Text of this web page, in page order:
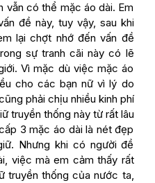
vẫn có thể mặc áo dài. Em
đề này, tuy vậy, sau khi
lại chợt nhớ đến vấn đề
sự tranh cãi này có lẽ
Vì mặc dù việc mặc áo
cho các bạn nữ vì lý do
phải chịu nhiều kinh phí
truyền thống này từ rất lâu
3 mặc áo dài là nét đẹp
Nhưng khi có người đề
việc mà em cảm thấy rất
truyền thống của nước ta,